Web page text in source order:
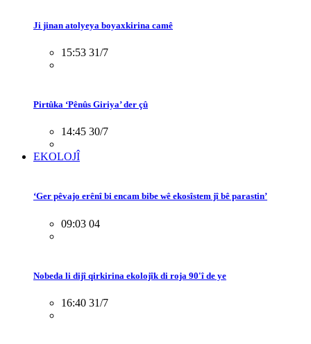
Ji jinan atolyeya boyaxkirina camê
15:53 31/7
Pirtûka ‘Pênûs Giriya’ der çû
14:45 30/7
EKOLOJÎ
‘Ger pêvajo erênî bi encam bibe wê ekosîstem jî bê parastin’
09:03 04
Nobeda li dijî qirkirina ekolojîk di roja 90'î de ye
16:40 31/7